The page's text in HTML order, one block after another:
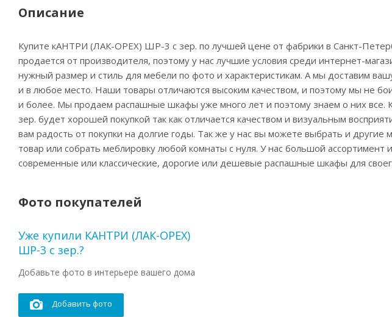
Описание
Купите кАНТРИ (ЛАК-ОРЕХ) ШР-3 с зер. по лучшей цене от фабрики в Санкт-
продается от производителя, поэтому у нас лучшие условия среди интернет-
нужный размер и стиль для мебели по фото и характеристикам. А мы доставим
и в любое место. Наши товары отличаются высоким качеством, и поэтому мы не
и более. Мы продаем распашные шкафы уже много лет и поэтому знаем о них
зер. будет хорошей покупкой так как отличается качеством и визуальным
вам радость от покупки на долгие годы. Так же у нас вы можете выбрать и
товар или собрать меблировку любой комнаты с нуля. У нас большой ассортимент
современные или классические, дорогие или дешевые распашные шкафы для
Фото покупателей
Уже купили КАНТРИ (ЛАК-ОРЕХ)
ШР-3 с зер.?
Добавьте фото в интерьере вашего дома
Добавить фото